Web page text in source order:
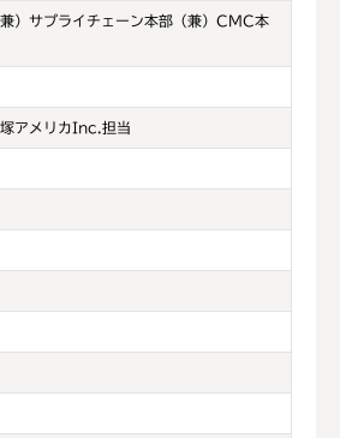
）サプライチェーン本部（兼）CMC本
アメリカInc.担当